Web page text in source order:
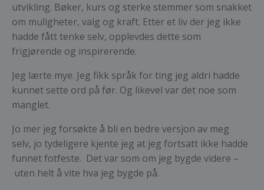
utvikling. Bøker, kurs og sterke stemmer som snakket
om muligheter, valg og kraft. Etter et liv der jeg ikke
hadde fått tenke selv, opplevdes dette som
frigjørende og inspirerende.
Jeg lærte mye. Jeg fikk språk for ting jeg aldri hadde
kunnet sette ord på før. Og likevel var det noe som
manglet.
Jo mer jeg forsøkte å bli en bedre versjon av meg
selv, jo tydeligere kjente jeg at jeg fortsatt ikke hadde
funnet fotfeste. Det var som om jeg bygde videre –
uten helt å vite hva jeg bygde på.